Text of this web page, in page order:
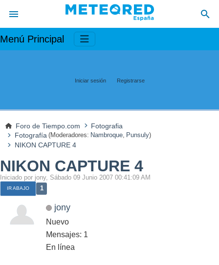
Menú Principal
Iniciar sesión Registrarse
Foro de Tiempo.com
Fotografia
Fotografía (Moderadores: Nambroque, Punsuly)
NIKON CAPTURE 4
NIKON CAPTURE 4
Iniciado por jony, Sábado 09 Junio 2007 00:41:09 AM
IR ABAJO 1
jony
Nuevo
Mensajes: 1
En línea